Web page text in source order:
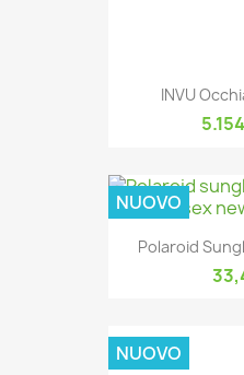
INVU
Polaroid
NUOVO
NUOVO